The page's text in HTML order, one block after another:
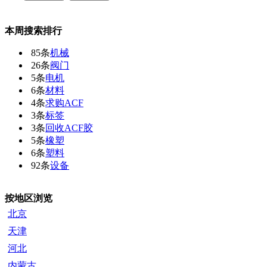
本周搜索排行
85条机械
26条阀门
5条电机
6条材料
4条求购ACF
3条标签
3条回收ACF胶
5条橡塑
6条塑料
92条设备
按地区浏览
北京
天津
河北